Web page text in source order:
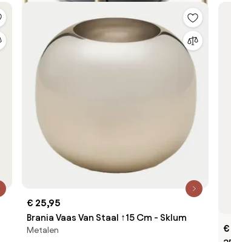
€ 25,95
Brania Vaas Van Staal ↑15 Cm - Sklum
Metalen
€